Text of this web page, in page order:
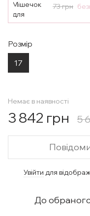
73 грн
Розмір
17
Немає в наявності
3 842 грн 5
Увійти для
До